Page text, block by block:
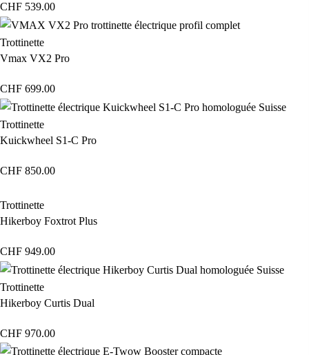
CHF 539.00
Trottinette
Vmax VX2 Pro
CHF 699.00
Trottinette
Kuickwheel S1-C Pro
CHF 850.00
Trottinette
Hikerboy Foxtrot Plus
CHF 949.00
Trottinette
Hikerboy Curtis Dual
CHF 970.00